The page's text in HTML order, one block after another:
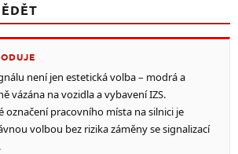
není jen estetická volba – modrá a
vázána na vozidla a vybavení IZS.
označení pracovního místa na silnici je
volbou bez rizika záměny se signalizací